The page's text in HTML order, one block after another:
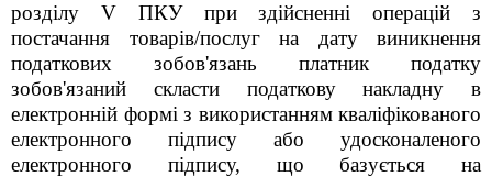
розділу VПКУ при здійсненні операцій з
постачання товарів/послуг на дату виникнення
податкових зобов'язань платник податку
зобов'язаний скласти податкову накладну в
електронній формі з використанням кваліфікованого
електронного підпису або удосконаленого
електронного підпису, що базується на